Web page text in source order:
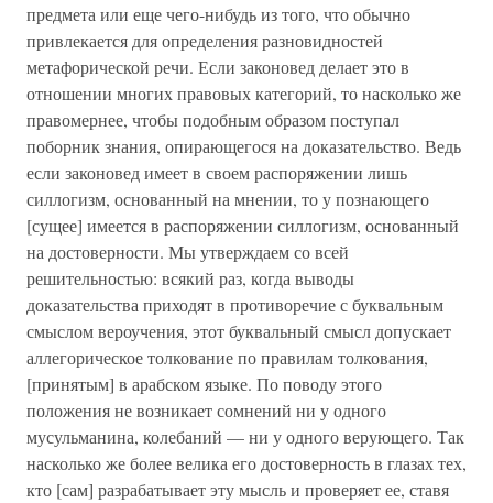
предмета или еще чего-нибудь из того, что обычно
привлекается для определения разновидностей
метафорической речи. Если законовед делает это в
отношении многих правовых категорий, то насколько же
правомернее, чтобы подобным образом поступал
поборник знания, опирающегося на доказательство. Ведь
если законовед имеет в своем распоряжении лишь
силлогизм, основанный на мнении, то у познающего
[сущее] имеется в распоряжении силлогизм, основанный
на достоверности. Мы утверждаем со всей
решительностью: всякий раз, когда выводы
доказательства приходят в противоречие с буквальным
смыслом вероучения, этот буквальный смысл допускает
аллегорическое толкование по правилам толкования,
[принятым] в арабском языке. По поводу этого
положения не возникает сомнений ни у одного
мусульманина, колебаний — ни у одного верующего. Так
насколько же более велика его достоверность в глазах тех,
кто [сам] разрабатывает эту мысль и проверяет ее, ставя